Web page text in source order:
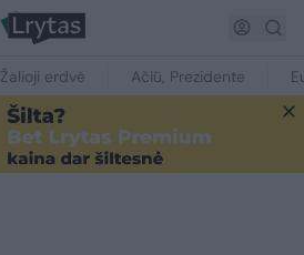
Žalioji erdvė Ačiū, Prezidente